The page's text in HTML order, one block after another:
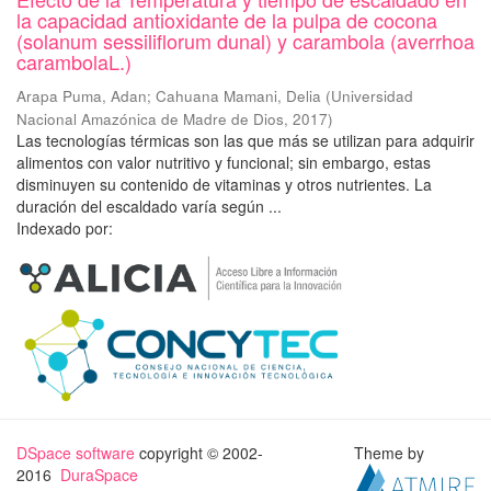
la capacidad antioxidante de la pulpa de cocona
(solanum sessiliflorum dunal) y carambola (averrhoa
carambolaL.)
Arapa Puma, Adan; Cahuana Mamani, Delia (Universidad
Nacional Amazónica de Madre de Dios, 2017)
Las tecnologías térmicas son las que más se utilizan para adquirir
alimentos con valor nutritivo y funcional; sin embargo, estas
disminuyen su contenido de vitaminas y otros nutrientes. La
duración del escaldado varía según ...
Indexado por:
DSpace software copyright © 2002-
2016 DuraSpace
Theme by